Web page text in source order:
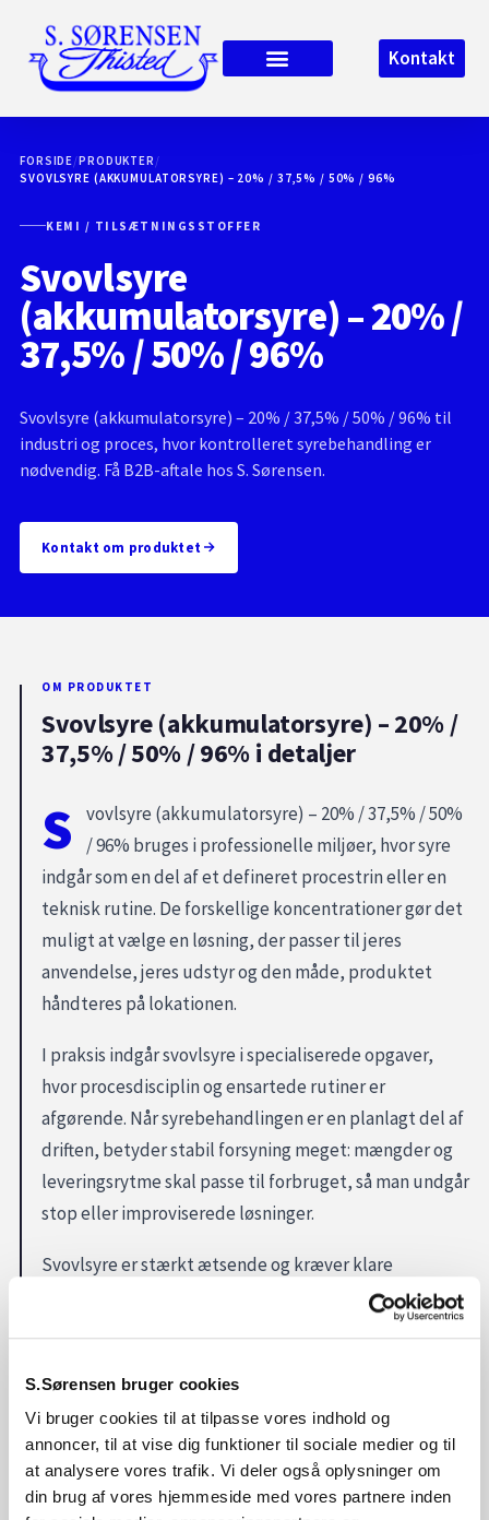
S.Sørensen bruger cookies
Vi bruger cookies til at tilpasse vores indhold og
annoncer, til at vise dig funktioner til sociale medier og til
at analysere vores trafik. Vi deler også oplysninger om
din brug af vores hjemmeside med vores partnere inden
Kontakt
FORSIDE/PRODUKTER /
SVOVLSYRE (AKKUMULATORSYRE) – 20% / 37,5% / 50% / 96%
KEMI / TILSÆTNINGSSTOFFER
Svovlsyre
(akkumulatorsyre) – 20% /
37,5% / 50% / 96%
Svovlsyre (akkumulatorsyre) – 20% / 37,5% / 50% / 96% til
industri og proces, hvor kontrolleret syrebehandling er
nødvendig. Få B2B-aftale hos S. Sørensen.
Kontakt om produktet
OM PRODUKTET
Svovlsyre (akkumulatorsyre) – 20% /
37,5% / 50% / 96% i detaljer
S
vovlsyre (akkumulatorsyre) – 20% / 37,5% / 50%
/ 96% bruges i professionelle miljøer, hvor syre
indgår som en del af et defineret procestrin eller en
teknisk rutine. De forskellige koncentrationer gør det
muligt at vælge en løsning, der passer til jeres
anvendelse, jeres udstyr og den måde, produktet
håndteres på lokationen.
I praksis indgår svovlsyre i specialiserede opgaver,
hvor procesdisciplin og ensartede rutiner er
afgørende. Når syrebehandlingen er en planlagt del af
driften, betyder stabil forsyning meget: mængder og
leveringsrytme skal passe til forbruget, så man undgår
stop eller improviserede løsninger.
Svovlsyre er stærkt ætsende og kræver klare
procedurer for opbevaring og brug. Derfor skal
leverancen afstemmes med jeres sikkerhedssetup, og
systemer, så håndtering kan gennemføres konsekvent
i hverdagen.
Skal I bruge Svovlsyre (akkumulatorsyre)?